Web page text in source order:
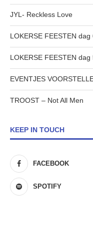
JYL- Reckless Love
LOKERSE FEESTEN
LOKERSE FEESTEN
EVENTJES
TROOST – Not All Men
KEEP IN TOUCH
FACEBOOK
SPOTIFY